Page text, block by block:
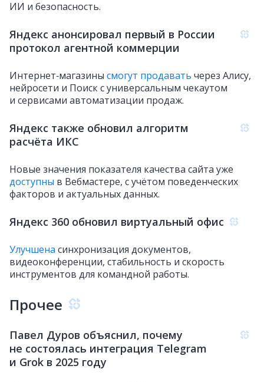
ИИ и безопасность.
Яндекс анонсировал первый в России
протокол агентной коммерции
Интернет‑магазины смогут продавать через Алису,
нейросети и Поиск с универсальным чекаутом
и сервисами автоматизации продаж.
Яндекс также обновил алгоритм
расчёта ИКС
Новые значения показателя качества сайта уже
доступны в Вебмастере, с учётом поведенческих
факторов и актуальных данных.
Яндекс 360 обновил виртуальный офис
Улучшена синхронизация документов,
видеоконференции, стабильность и скорость
инструментов для командной работы.
Прочее
Павел Дуров объяснил, почему
не состоялась интеграция Telegram
и Grok в 2025 году